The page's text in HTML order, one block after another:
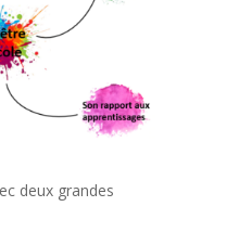
deux grandes